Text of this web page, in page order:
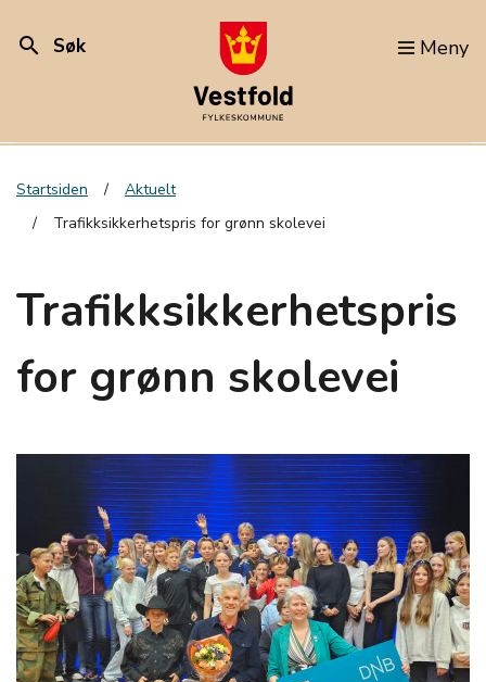
search Søk Meny
Startsiden
Aktuelt
Trafikksikkerhetspris for grønn skolevei
Trafikksikkerhetspris
for grønn skolevei